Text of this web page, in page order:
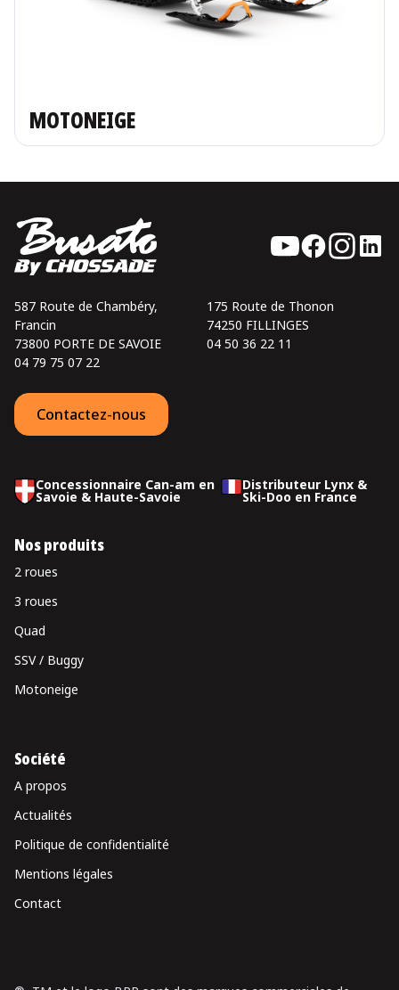
MOTONEIGE
587 Route de Chambéry,
Francin
73800 PORTE DE SAVOIE
04 79 75 07 22
175 Route de Thonon
74250 FILLINGES
04 50 36 22 11
Contactez-nous
Concessionnaire Can-am en
Savoie & Haute-Savoie
Distributeur Lynx &
Ski-Doo en France
Nos produits
2 roues
3 roues
Quad
SSV / Buggy
Motoneige
Société
A propos
Actualités
Politique de confidentialité
Mentions légales
Contact